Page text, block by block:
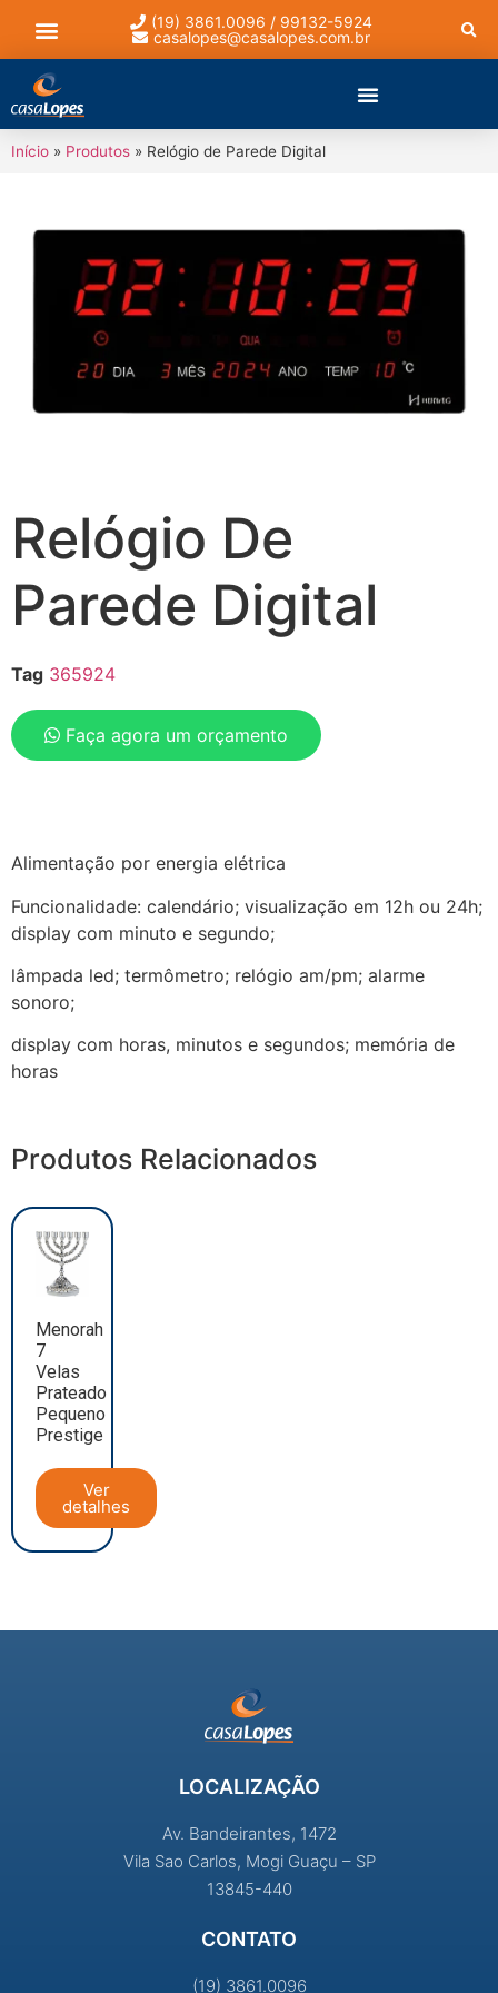
(19) 3861.0096 / 99132-5924
casalopes@casalopes.com.br
Início » Produtos » Relógio de Parede Digital
Relógio De
Parede Digital
Tag 365924
Faça agora um orçamento
Alimentação por energia elétrica
Funcionalidade: calendário; visualização em 12h ou 24h;
display com minuto e segundo;
lâmpada led; termômetro; relógio am/pm; alarme
sonoro;
display com horas, minutos e segundos; memória de
horas
Produtos Relacionados
Menorah
7
Velas
Prateado
Pequeno
Prestige
Ver
detalhes
LOCALIZAÇÃO
Av. Bandeirantes, 1472
Vila Sao Carlos, Mogi Guaçu – SP
13845-440
CONTATO
(19) 3861.0096